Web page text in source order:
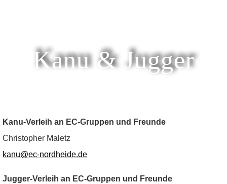
Kanu & Jugger
Kanu-Verleih an EC-Gruppen und Freunde
Christopher Maletz
kanu@ec-nordheide.de
Jugger-Verleih an EC-Gruppen und Freunde